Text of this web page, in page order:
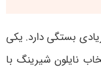
بستگی دارد. یکی
نایلون شیرینگ با